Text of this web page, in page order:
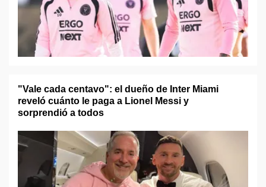
"Vale cada centavo": el dueño de Inter Miami
reveló cuánto le paga a Lionel Messi y
sorprendió a todos